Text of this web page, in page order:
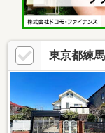
東京都練